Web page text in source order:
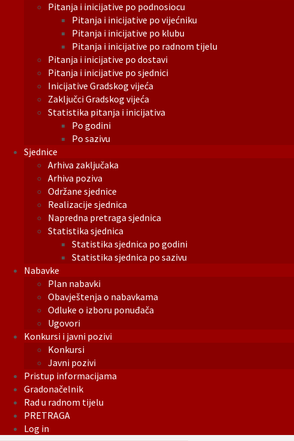
Pitanja i inicijative po podnosiocu
Pitanja i inicijative po vijećniku
Pitanja i inicijative po klubu
Pitanja i inicijative po radnom tijelu
Pitanja i inicijative po dostavi
Pitanja i inicijative po sjednici
Inicijative Gradskog vijeća
Zaključci Gradskog vijeća
Statistika pitanja i inicijativa
Po godini
Po sazivu
Sjednice
Arhiva zaključaka
Arhiva poziva
Održane sjednice
Realizacije sjednica
Napredna pretraga sjednica
Statistika sjednica
Statistika sjednica po godini
Statistika sjednica po sazivu
Nabavke
Plan nabavki
Obavještenja o nabavkama
Odluke o izboru ponuđača
Ugovori
Konkursi i javni pozivi
Konkursi
Javni pozivi
Pristup informacijama
Gradonačelnik
Rad u radnom tijelu
PRETRAGA
Log in